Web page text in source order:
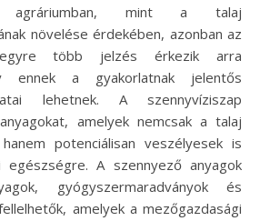
agráriumban, mint a talaj
növelése érdekében, azonban az
több jelzés érkezik arra
ennek a gyakorlatnak jelentős
lehetnek. A szennyvíziszap
amelyek nemcsak a talaj
potenciálisan veszélyesek is
A szennyező anyagok
gyógyszermaradványok és
amelyek a mezőgazdasági